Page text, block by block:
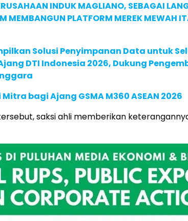
INDUK MAGLIANO, SEBAGAI
MEMBANGUN PLATFORM MEREK MEWAH
Solusi Penyimpanan Data untuk
DTI Indonesia 2026, Dukung
bagi Ajang GSMA M360 ASEAN 2026
saksi ahli memberikan